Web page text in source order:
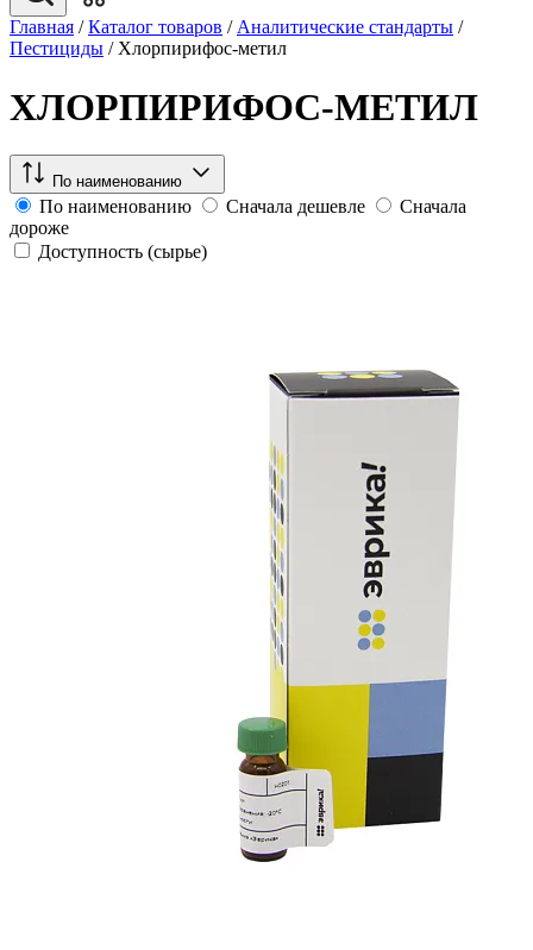
Главная / Каталог товаров / Аналитические стандарты /
Пестициды / Хлорпирифос-метил
ХЛОРПИРИФОС-МЕТИЛ
По наименованию
По наименованию Сначала дешевле
Сначала
дороже
Доступность (сырье)